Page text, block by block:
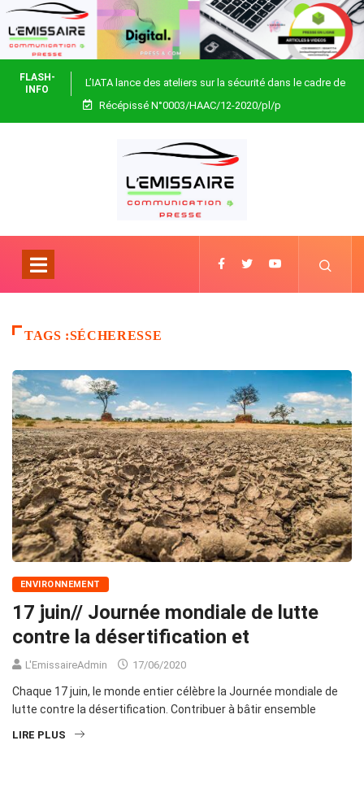
FLASH-
INFO
L’IATA lance des ateliers sur la sécurité dans le cadre de
Focus Africa
Récépissé N°0003/HAAC/12-2020/pl/p
TAGS :SÉCHERESSE
ENVIRONNEMENT
17 juin// Journée mondiale de lutte
contre la désertification et
L'EmissaireAdmin 17/06/2020
Chaque 17 juin, le monde entier célèbre la Journée mondiale de
lutte contre la désertification. Contribuer à bâtir ensemble
LIRE PLUS